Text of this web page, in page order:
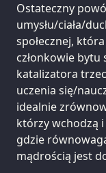
Ostateczny
umysłu/ciała/
społecznej,
członkowie bytu
katalizatora
uczenia się/
idealnie
którzy wchodzą
gdzie
mądrością jest